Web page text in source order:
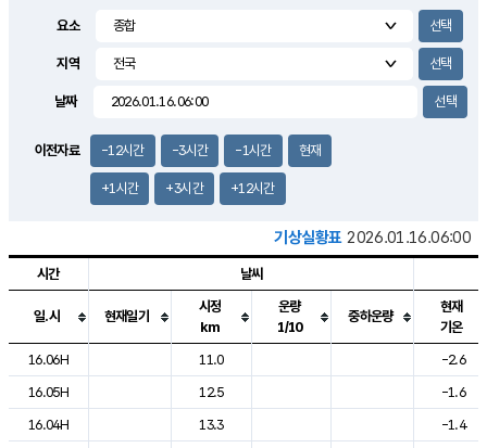
1.1m/s
요소
지역
날짜
이전자료 -12시간 -3시간 -1시간 현재
+1시간 +3시간 +12시간
기상실황표 2026.01.16.06:00
도시별 기상실황표로 지점, 날씨, 기온, 강수, 바람, 기압등을 안내한 표입
시간 날씨
일.시 현재일기
시정
km
운량
1/10
중하운량
현재
기온
16.06H
11.0
-2.6
16.05H
12.5
-1.6
16.04H
13.3
-1.4